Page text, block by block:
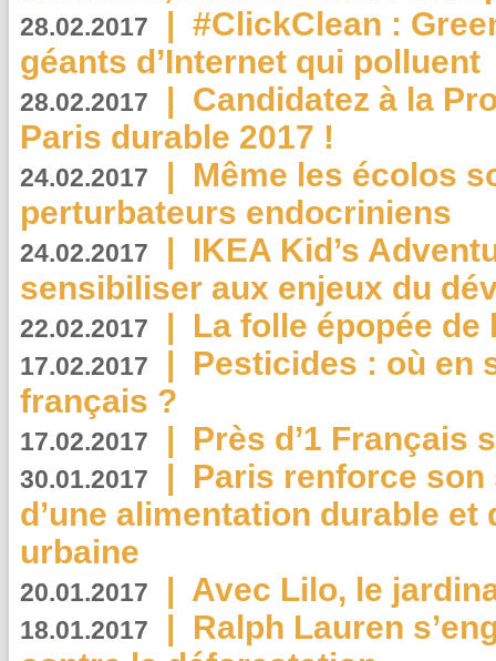
28.02.2017 | #ClickClean :
géants d’Internet qui polluent
28.02.2017 | Candidatez à la
Paris durable 2017 !
24.02.2017 | Même les écolos
perturbateurs endocriniens
24.02.2017 | IKEA Kid’s
sensibiliser aux enjeux du
22.02.2017 | La folle épopée de
17.02.2017 | Pesticides : où en
français ?
17.02.2017 | Près d’1 Français
30.01.2017 | Paris renforce
d’une alimentation durable et
urbaine
20.01.2017 | Avec Lilo, le
18.01.2017 | Ralph Lauren